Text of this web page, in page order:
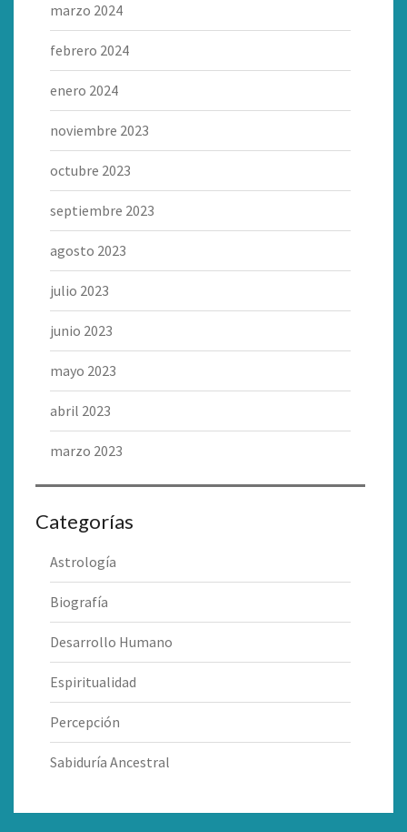
marzo 2024
febrero 2024
enero 2024
noviembre 2023
octubre 2023
septiembre 2023
agosto 2023
julio 2023
junio 2023
mayo 2023
abril 2023
marzo 2023
Categorías
Astrología
Biografía
Desarrollo Humano
Espiritualidad
Percepción
Sabiduría Ancestral